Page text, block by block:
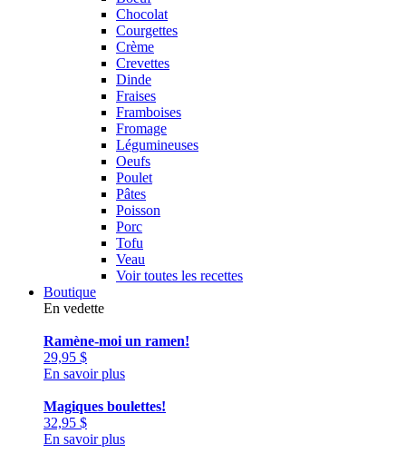
Chocolat
Courgettes
Crème
Crevettes
Dinde
Fraises
Framboises
Fromage
Légumineuses
Oeufs
Poulet
Pâtes
Poisson
Porc
Tofu
Veau
Voir toutes les recettes
Boutique
En vedette
Ramène-moi un ramen!
29,95 $
En savoir plus
Magiques boulettes!
32,95 $
En savoir plus